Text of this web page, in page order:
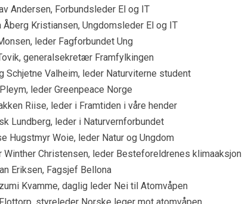
Andersen, Forbundsleder El og IT
Åberg Kristiansen, Ungdomsleder El og IT
leder Fagforbundet Ung
generalsekretær Framfylkingen
Schjetne Valheim, leder Naturviterne student
leder Greenpeace Norge
Riise, leder i Framtiden i våre hender
Lundberg, leder i Naturvernforbundet
Hugstmyr Woie, leder Natur og Ungdom
Winther Christensen, leder Besteforeldrenes klimaaksjon
Eriksen, Fagsjef Bellona
Kvamme, daglig leder Nei til Atomvåpen